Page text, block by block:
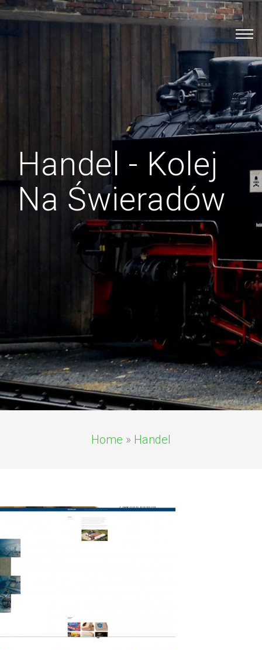
Handel - Kolej
Na Świeradów
Home » Handel